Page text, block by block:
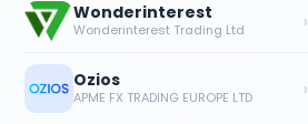
Wonderinterest
Wonderinterest Trading Ltd ›
Ozios
APME FX TRADING EUROPE LTD ›